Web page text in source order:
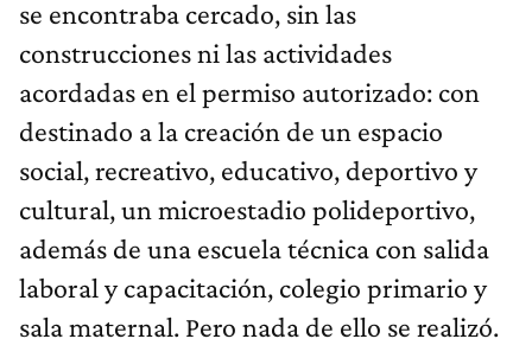
se encontraba cercado, sin las
construcciones ni las actividades
acordadas en el permiso autorizado: con
destinado a la creación de un espacio
social, recreativo, educativo, deportivo y
cultural, un microestadio polideportivo,
además de una escuela técnica con salida
laboral y capacitación, colegio primario y
sala maternal. Pero nada de ello se realizó.